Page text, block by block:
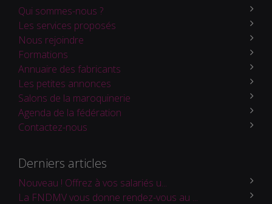
Qui sommes-nous ?
Les services proposés
Nous rejoindre
Formations
Annuaire des fabricants
Les petites annonces
Salons de la maroquinerie
Agenda de la fédération
Contactez-nous
Derniers articles
Nouveau ! Offrez à vos salariés u...
La FNDMV vous donne rendez-vous au ...